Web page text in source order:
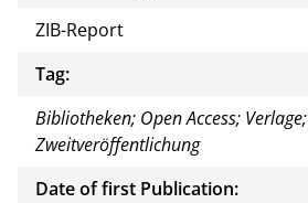
ZIB-Report
Tag:
Bibliotheken; Open Access; Verlage;
Zweitveröffentlichung
Date of first Publication: